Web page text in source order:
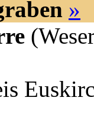
»